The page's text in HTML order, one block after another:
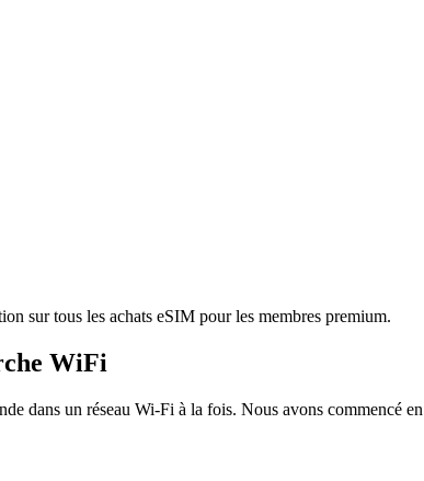
sur tous les achats eSIM pour les membres premium.
WiFi
dans un réseau Wi-Fi à la fois. Nous avons commencé